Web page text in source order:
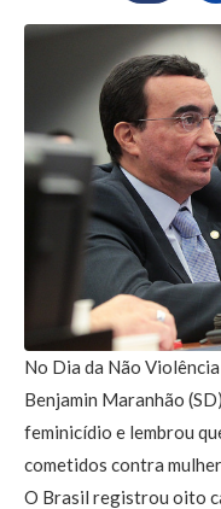
No Dia da Não
Benjamin Maranhão
feminicídio e lembrou
cometidos contra
O Brasil registrou oito